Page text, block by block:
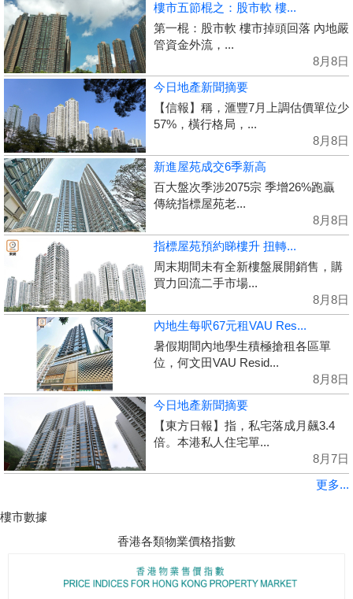
樓市五節棍之：股市軟 樓...
第一棍：股市軟 樓市掉頭回落 內地嚴
管資金外流，...
8月8日
今日地產新聞摘要
【信報】稱，滙豐7月上調估價單位少
57%，橫行格局，...
8月8日
新進屋苑成交6季新高
百大盤次季涉2075宗 季增26%跑贏
傳統指標屋苑老...
8月8日
指標屋苑預約睇樓升 扭轉...
周末期間未有全新樓盤展開銷售，購
買力回流二手市場...
8月8日
內地生每呎67元租VAU Res...
暑假期間內地學生積極搶租各區單
位，何文田VAU Resid...
8月8日
今日地產新聞摘要
【東方日報】指，私宅落成月飆3.4
倍。本港私人住宅單...
8月7日
更多...
樓市數據
香港各類物業價格指數